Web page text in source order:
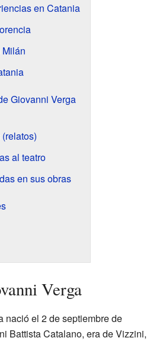
en Catania
Giovanni Verga
al teatro
en sus obras
Verga
nació el 2 de septiembre de
Battista Catalano, era de Vizzini,